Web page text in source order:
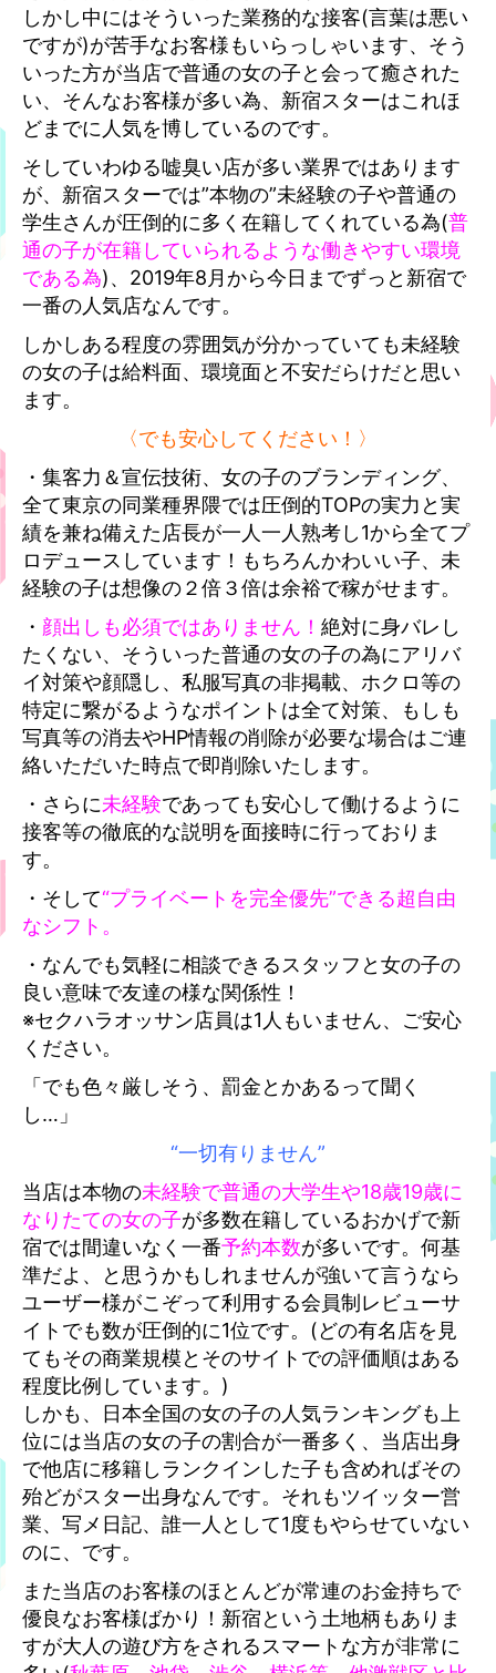
しかし中にはそういった業務的な接客(言葉は悪い
ですが)が苦手なお客様もいらっしゃいます、そう
いった方が当店で普通の女の子と会って癒された
い、そんなお客様が多い為、新宿スターはこれほ
どまでに人気を博しているのです。
そしていわゆる嘘臭い店が多い業界ではあります
が、新宿スターでは”本物の”未経験の子や普通の
学生さんが圧倒的に多く在籍してくれている為(普
通の子が在籍していられるような働きやすい環境
である為)、2019年8月から今日までずっと新宿で
一番の人気店なんです。
しかしある程度の雰囲気が分かっていても未経験
の女の子は給料面、環境面と不安だらけだと思い
ます。
〈でも安心してください！〉
・集客力＆宣伝技術、女の子のブランディング、
全て東京の同業種界隈では圧倒的TOPの実力と実
績を兼ね備えた店長が一人一人熟考し1から全てプ
ロデュースしています！もちろんかわいい子、未
経験の子は想像の２倍３倍は余裕で稼がせます。
・ 顔出しも必須ではありません！ 絶対に身バレし
たくない、そういった普通の女の子の為にアリバ
イ対策や顔隠し、私服写真の非掲載、ホクロ等の
特定に繋がるようなポイントは全て対策、もしも
写真等の消去やHP情報の削除が必要な場合はご連
絡いただいた時点で即削除いたします。
・さらに未経験であっても安心して働けるように
接客等の徹底的な説明を面接時に行っておりま
す。
・そして“プライベートを完全優先”できる超自由
なシフト。
・なんでも気軽に相談できるスタッフと女の子の
良い意味で友達の様な関係性！
※セクハラオッサン店員は1人もいません、ご安心
ください。
「でも色々厳しそう、罰金とかあるって聞く
し…」
“一切有りません”
当店は本物の未経験で普通の大学生や18歳19歳に
なりたての女の子が多数在籍しているおかげで新
宿では間違いなく一番予約本数が多いです。何基
準だよ、と思うかもしれませんが強いて言うなら
ユーザー様がこぞって利用する会員制レビューサ
イトでも数が圧倒的に1位です。(どの有名店を見
てもその商業規模とそのサイトでの評価順はある
程度比例しています。)
しかも、日本全国の女の子の人気ランキングも上
位には当店の女の子の割合が一番多く、当店出身
で他店に移籍しランクインした子も含めればその
殆どがスター出身なんです。それもツイッター営
業、写メ日記、誰一人として1度もやらせていない
のに、です。
また当店のお客様のほとんどが常連のお金持ちで
優良なお客様ばかり！新宿という土地柄もありま
すが大人の遊び方をされるスマートな方が非常に